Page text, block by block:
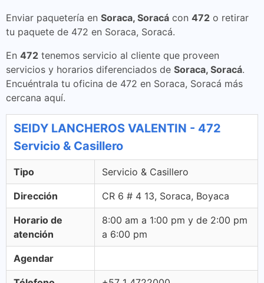
Enviar paquetería en Soraca, Soracá con 472 o retirar
tu paquete de 472 en Soraca, Soracá.
En 472 tenemos servicio al cliente que proveen
servicios y horarios diferenciados de Soraca, Soracá.
Encuéntrala tu oficina de 472 en Soraca, Soracá más
cercana aquí.
SEIDY LANCHEROS VALENTIN - 472
Servicio & Casillero
Tipo Servicio & Casillero
Dirección CR 6 # 4 13, Soraca, Boyaca
Horario de
atención
8:00 am a 1:00 pm y de 2:00 pm
a 6:00 pm
Agendar